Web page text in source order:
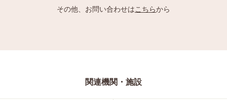
その他、お問い合わせはこちらから
関連機関・施設